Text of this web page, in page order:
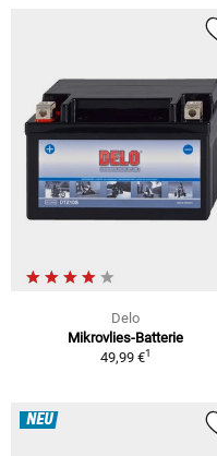
Delo
Mikrovlies-Batterie
49,99 €1
NEU